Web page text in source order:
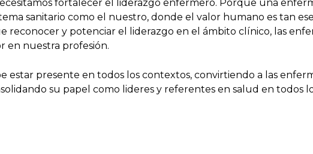
fortalecer el liderazgo enfermero. Porque una
sanitario como el nuestro, donde el valor humano es tan
reconocer y potenciar el liderazgo en el ámbito clínico, las
en nuestra profesión.
estar presente en todos los contextos, convirtiendo a las
su papel como lideres y referentes en salud en todos